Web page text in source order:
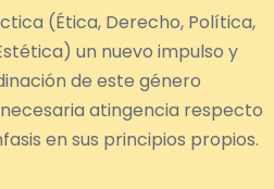
(Ética, Derecho, Política,
un nuevo impulso y
de este género
atingencia respecto
en sus principios propios.